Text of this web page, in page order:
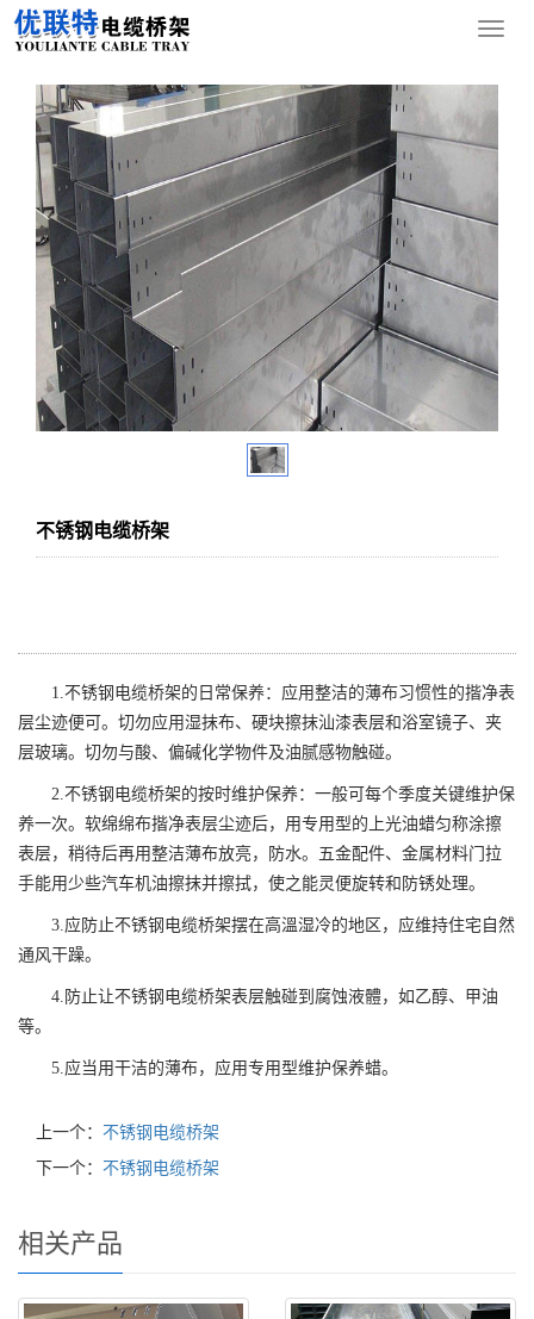
导
您的位置： 网站首页
不锈钢电缆桥架
1.不锈钢电缆桥架的日常保养：应用整洁的薄布习惯性的揩净表
层尘迹便可。切勿应用湿抹布、硬块擦抹汕漆表层和浴室镜子、夹
层玻璃。切勿与酸、偏碱化学物件及油腻感物触碰。
2.不锈钢电缆桥架的按时维护保养：一般可每个季度关键维护保
养一次。软绵绵布揩净表层尘迹后，用专用型的上光油蜡匀称涂擦
表层，稍待后再用整洁薄布放亮，防水。五金配件、金属材料门拉
手能用少些汽车机油擦抹并擦拭，使之能灵便旋转和防锈处理。
3.应防止不锈钢电缆桥架摆在高溫湿冷的地区，应维持住宅自然
通风干躁。
4.防止让不锈钢电缆桥架表层触碰到腐蚀液體，如乙醇、甲油
等。
5.应当用干洁的薄布，应用专用型维护保养蜡。
上一个： 不锈钢电缆桥架
下一个： 不锈钢电缆桥架
相关产品